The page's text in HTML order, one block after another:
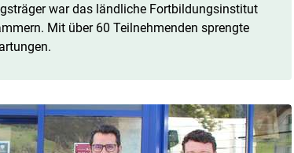
war das ländliche Fortbildungsinstitut
Mit über 60 Teilnehmenden sprengte